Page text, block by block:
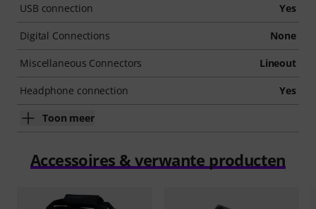
USB connection Yes
Digital Connections None
Miscellaneous Connectors Lineout
Headphone connection Yes
Toon meer
Accessoires & verwante producten